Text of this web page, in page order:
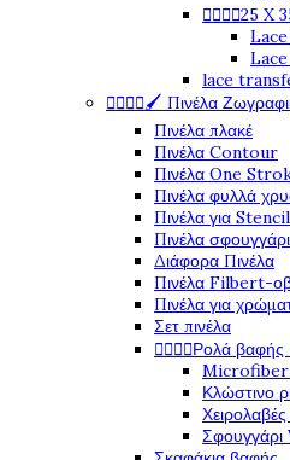
25 X
lace
🖌️ Πινέλα
Πινέλα πλακέ
Πινέλα Contour
Πινέλα One
Πινέλα φυλλά
Πινέλα για Stencil
Πινέλα
Διάφορα Πινέλα
Πινέλα Filbert-
Πινέλα για
Σετ πινέλα
Ρολά
Microfiber
Κλώστινο